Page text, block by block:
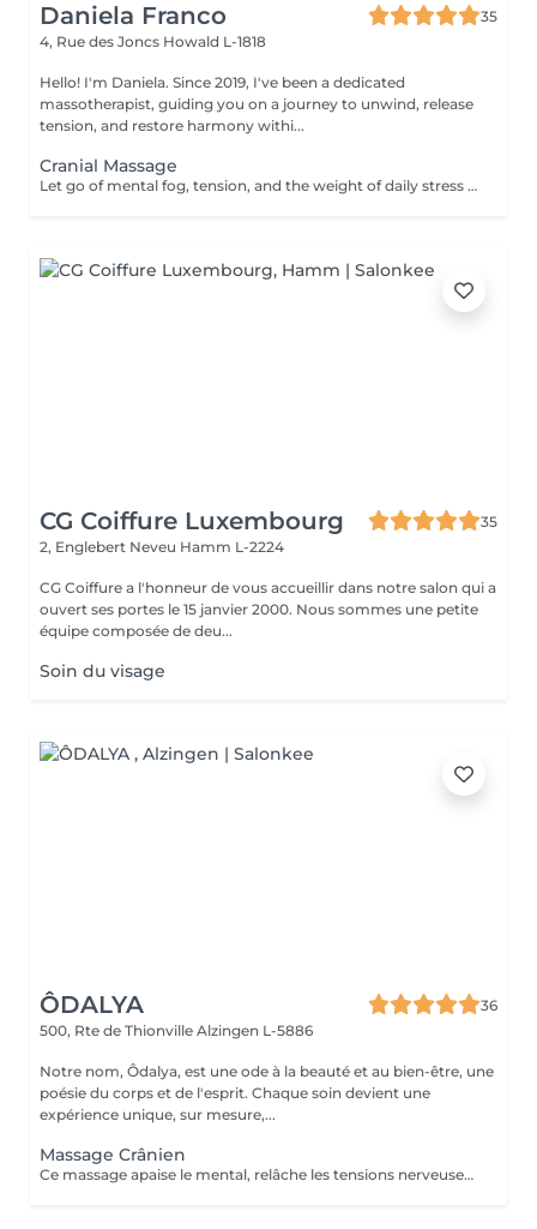
Daniela Franco
35
4, Rue des Joncs Howald L-1818
Hello! I'm Daniela. Since 2019, I've been a dedicated
massotherapist, guiding you on a journey to unwind, release
tension, and restore harmony withi...
Cranial Massage
Let go of mental fog, tension, and the weight of daily stress with the Cranial Clarity Ritual calming head massage designed to clear your mind and soothe your nervous system. Through gentle pressure, intuitive touch, and mindful pacing, this ritual helps release built-up tension in the scalp, jaw, temples, and neck while encouraging deep mental stillness. This treatment is perfect for those seeking relief from headaches, mental fatigue, or emotional overload. Leave feeling lighter, clearer, and more groundedwith a renewed sense of mental space and inner serenity. For further questions please contact us.
CG Coiffure Luxembourg
35
2, Englebert Neveu Hamm L-2224
CG Coiffure a l'honneur de vous accueillir dans notre salon qui a
ouvert ses portes le 15 janvier 2000. Nous sommes une petite
équipe composée de deu...
Soin du visage
ÔDALYA
36
500, Rte de Thionville Alzingen L-5886
Notre nom, Ôdalya, est une ode à la beauté et au bien-être, une
poésie du corps et de l'esprit. Chaque soin devient une
expérience unique, sur mesure,...
Massage Crânien
Ce massage apaise le mental, relâche les tensions nerveuses et procure relaxation profonde et lâcher-prise.